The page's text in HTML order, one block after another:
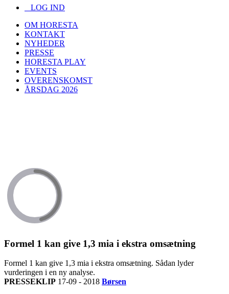
LOG IND
OM HORESTA
KONTAKT
NYHEDER
PRESSE
HORESTA PLAY
EVENTS
OVERENSKOMST
ÅRSDAG 2026
Formel 1 kan give 1,3 mia i ekstra omsætning
Formel 1 kan give 1,3 mia i ekstra omsætning. Sådan lyder
vurderingen i en ny analyse.
PRESSEKLIP 17-09 - 2018 Børsen